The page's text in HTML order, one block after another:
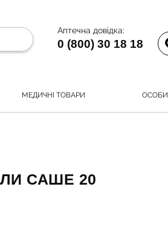
Аптечна довідка:
0 (800) 30 18 18
МЕДИЧНІ ТОВАРИ
САШЕ 20